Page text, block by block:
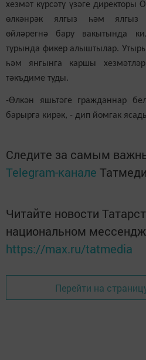
хезмәт күрсәтү үзәге директоры
өлкәнрәк ялгыз һәм ялгыз
өйләрегнә бару вакытында
турында фикер алыштылар.
һәм янгынга каршы хезмәтләр
тәкъдиме туды.
-Өлкән яшьтәге гражданнар
барырга кирәк, - дип йомгак
Следите за самым
Telegram-канале
Читайте новости
национальном
https://max.ru/tatmedia
Перейти на